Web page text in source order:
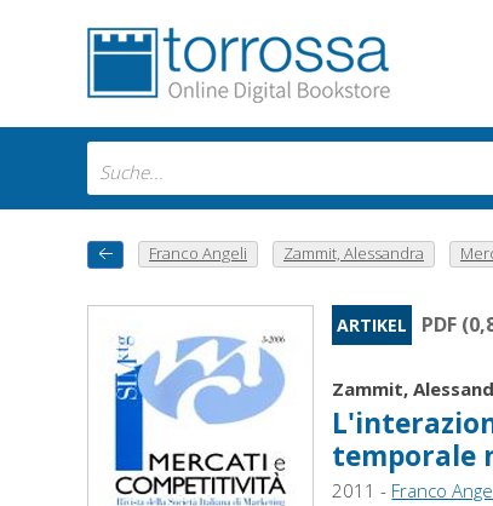
Franco Angeli Zammit, Alessandra
ARTIKEL PDF
Zammit,
temporale
2011 - Franco